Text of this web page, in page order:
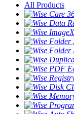
All Products